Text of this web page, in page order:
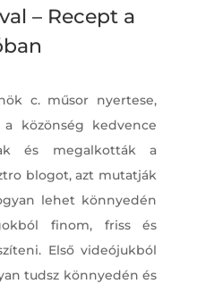
– Recept a
c. műsor nyertese,
közönség kedvence
és megalkották a
blogot, azt mutatják
lehet könnyedén
finom, friss és
Első videójukból
tudsz könnyedén és